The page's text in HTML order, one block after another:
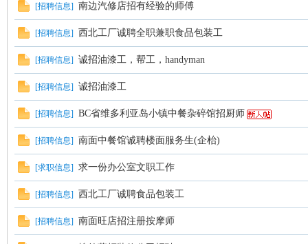
Ed
mo
[招聘信息] 南边汽修店招有经验的师傅
[招聘信息] 西北工厂诚聘全职兼职食品包装工
[招聘信息] 诚招油漆工，帮工，handyman
[招聘信息] 诚招油漆工
[招聘信息] BC省维多利亚岛小镇中餐杂碎馆招厨师
[招聘信息] 南面中餐馆诚聘楼面服务生(企枱)
[求职信息] 求一份办公室文职工作
[招聘信息] 西北工厂诚聘食品包装工
[招聘信息] 南面旺店招注册按摩师